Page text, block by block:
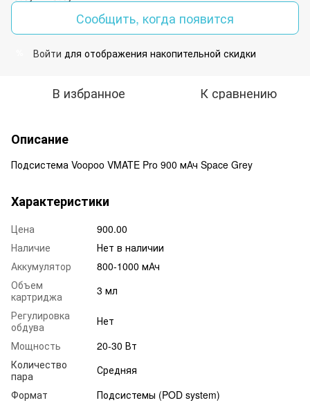
Сообщить, когда появится
Войти для отображения накопительной скидки
В избранное К сравнению
Описание
Подсистема Voopoo VMATE Pro 900 мАч Space Grey
Характеристики
Цена
900.00
Наличие
Нет в наличии
Аккумулятор
800-1000 мАч
Объем
картриджа
3 мл
Регулировка
обдува
Нет
Мощность
20-30 Вт
Количество
пара
Средняя
Формат
Подсистемы (POD system)